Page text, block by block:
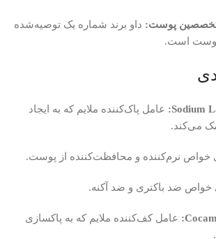
پوست: داو برند شماره یک توصیه‌شده
است.
Sodium
عامل پاک‌کننده ملایم که به ایجاد
می‌کند.
خواص نرم‌کننده و محافظت‌کننده از پوست.
خواص ضد باکتری و ضد آکنه.
عامل کف‌کننده ملایم که به پاکسازی